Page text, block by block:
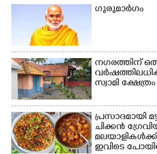
ഗുരുമാർഗം
നഗരത്തിന്
സ്വാമി ക്ഷേത്രം
പ്രസാദമായി
ചിക്കൻ
ഇവിടെ